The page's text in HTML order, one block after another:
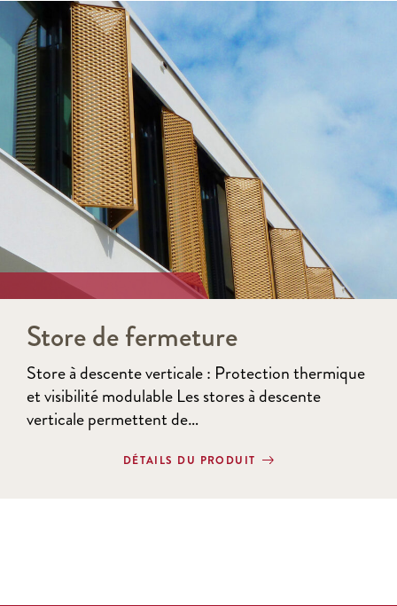
Store de fermeture
Store à descente verticale : Protection thermique
et visibilité modulable Les stores à descente
verticale permettent de…
DÉTAILS DU PRODUIT